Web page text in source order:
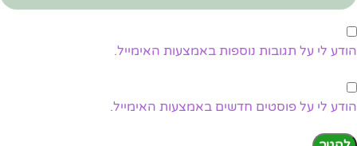
הודע לי על תגובות נוספות באמצעות האימייל.
הודע לי על פוסטים חדשים באמצעות האימייל.